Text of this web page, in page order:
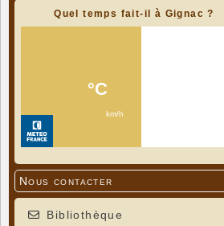
Quel temps fait-il à Gignac ?
Nous contacter
Bibliothèque